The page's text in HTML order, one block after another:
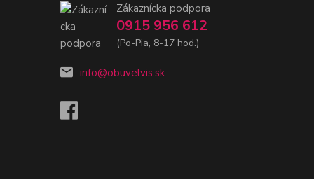
Zákaznícka podpora
0915 956 612
(Po-Pia, 8-17 hod.)
info@obuvelvis.sk